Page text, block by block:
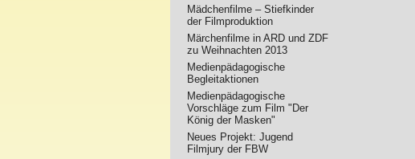
Mädchenfilme – Stiefkinder
der Filmproduktion
Märchenfilme in ARD und ZDF
zu Weihnachten 2013
Medienpädagogische
Begleitaktionen
Medienpädagogische
Vorschläge zum Film "Der
König der Masken"
Neues Projekt: Jugend
Filmjury der FBW